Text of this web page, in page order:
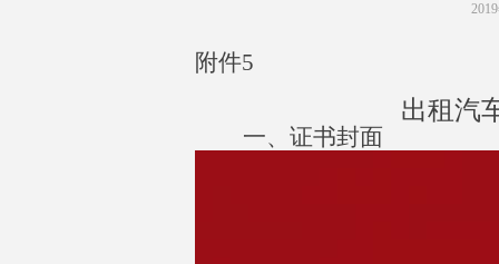
附件5
出租汽
一、 证书封面